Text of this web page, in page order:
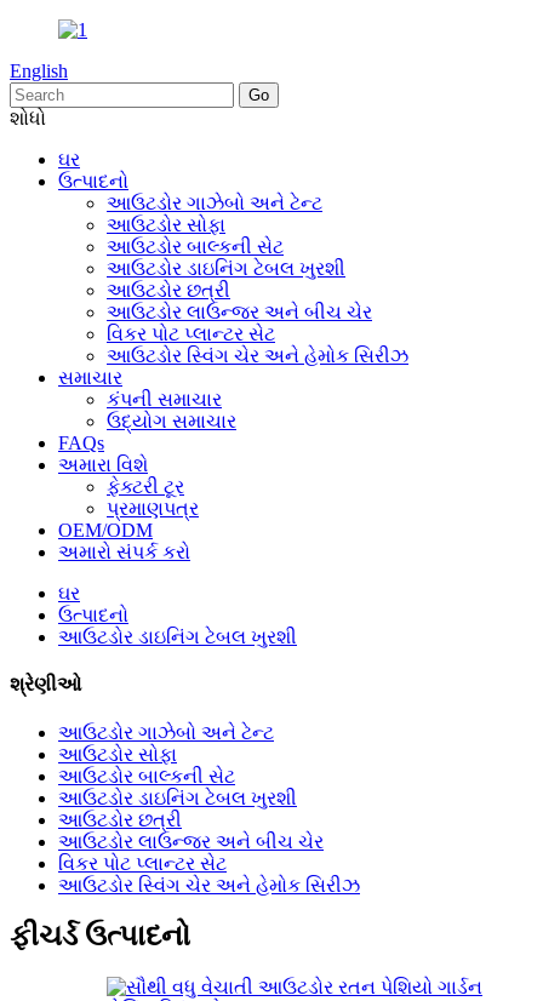
English
શોધો
ઘર
ઉત્પાદનો
આઉટડોર ગાઝેબો અને ટેન્ટ
આઉટડોર સોફા
આઉટડોર બાલ્કની સેટ
આઉટડોર ડાઇનિંગ ટેબલ ખુરશી
આઉટડોર છત્રી
આઉટડોર લાઉન્જર અને બીચ ચેર
વિકર પોટ પ્લાન્ટર સેટ
આઉટડોર સ્વિંગ ચેર અને હેમોક સિરીઝ
સમાચાર
કંપની સમાચાર
ઉદ્યોગ સમાચાર
FAQs
અમારા વિશે
ફેક્ટરી ટૂર
પ્રમાણપત્ર
OEM/ODM
અમારો સંપર્ક કરો
ઘર
ઉત્પાદનો
આઉટડોર ડાઇનિંગ ટેબલ ખુરશી
શ્રેણીઓ
આઉટડોર ગાઝેબો અને ટેન્ટ
આઉટડોર સોફા
આઉટડોર બાલ્કની સેટ
આઉટડોર ડાઇનિંગ ટેબલ ખુરશી
આઉટડોર છત્રી
આઉટડોર લાઉન્જર અને બીચ ચેર
વિકર પોટ પ્લાન્ટર સેટ
આઉટડોર સ્વિંગ ચેર અને હેમોક સિરીઝ
ફીચર્ડ ઉત્પાદનો